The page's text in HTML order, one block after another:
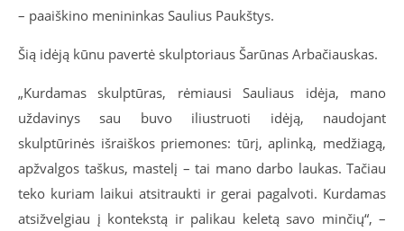
– paaiškino menininkas Saulius Paukštys.
Šią idėją kūnu pavertė skulptoriaus Šarūnas Arbačiauskas.
„Kurdamas skulptūras, rėmiausi Sauliaus idėja, mano
uždavinys sau buvo iliustruoti idėją, naudojant
skulptūrinės išraiškos priemones: tūrį, aplinką, medžiagą,
apžvalgos taškus, mastelį – tai mano darbo laukas. Tačiau
teko kuriam laikui atsitraukti ir gerai pagalvoti. Kurdamas
atsižvelgiau į kontekstą ir palikau keletą savo minčių“, –